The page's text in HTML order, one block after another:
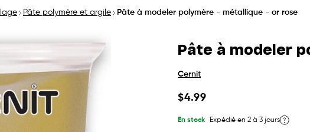
Pâte polymère et argile Pâte à modeler polymère - métallique - or rose
Pâte à modeler
Cernit
Prix
$4.99
En stock Expédié en 2 à 3 jours